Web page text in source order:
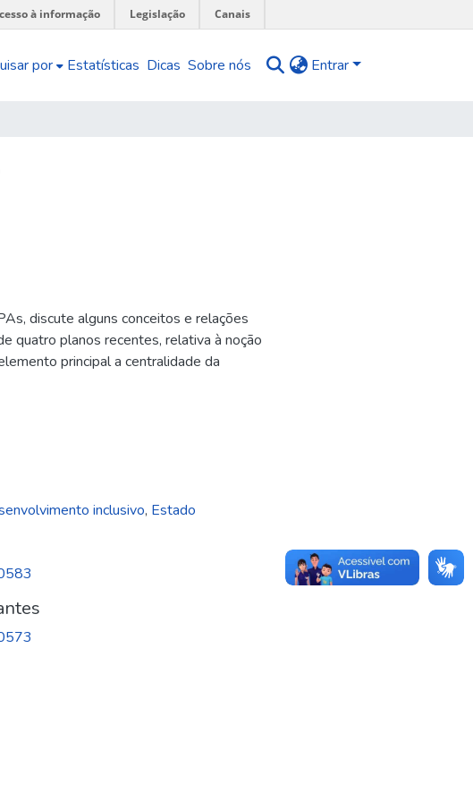
à informação Legislação Canais
por Estatísticas Dicas Sobre nós Entrar
discute alguns conceitos e relações
quatro planos recentes, relativa à noção
principal a centralidade da
inclusivo, Estado